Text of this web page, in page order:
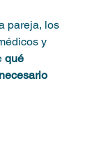
pareja, los
y
qué